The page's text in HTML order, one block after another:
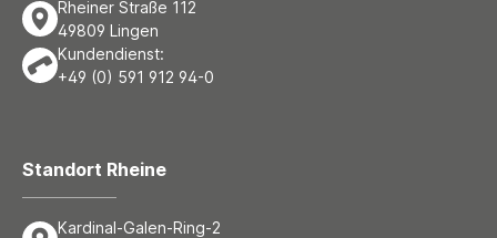
Rheiner Straße 112
49809 Lingen
Kundendienst:
+49 (0) 591 912 94-0
Standort Rheine
Kardinal-Galen-Ring-2